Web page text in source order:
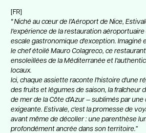
[FR]
" Niché au cœur de l'Aéroport de Nice,
l'expérience de la restauration
escale gastronomique d'exception. Imaginé
le chef étoilé Mauro Colagreco, ce
ensoleillées de la Méditerranée et
locaux.
Ici, chaque assiette raconte l'histoire d'une
des fruits et légumes de saison, la fraîcheur
de mer de la Côte d'Azur — sublimés par
exigeante. Estivale, c'est la promesse de
avant même de décoller : une parenthèse
profondément ancrée dans son territoire.”